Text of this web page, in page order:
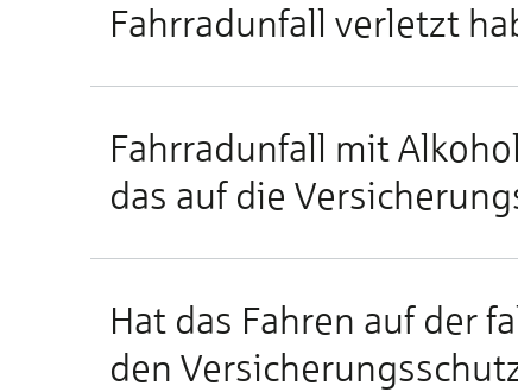
Fahr­rad­un­fall ver­letzt
Fahr­rad­un­fall mit
das auf die
Hat das Fah­ren auf der
den